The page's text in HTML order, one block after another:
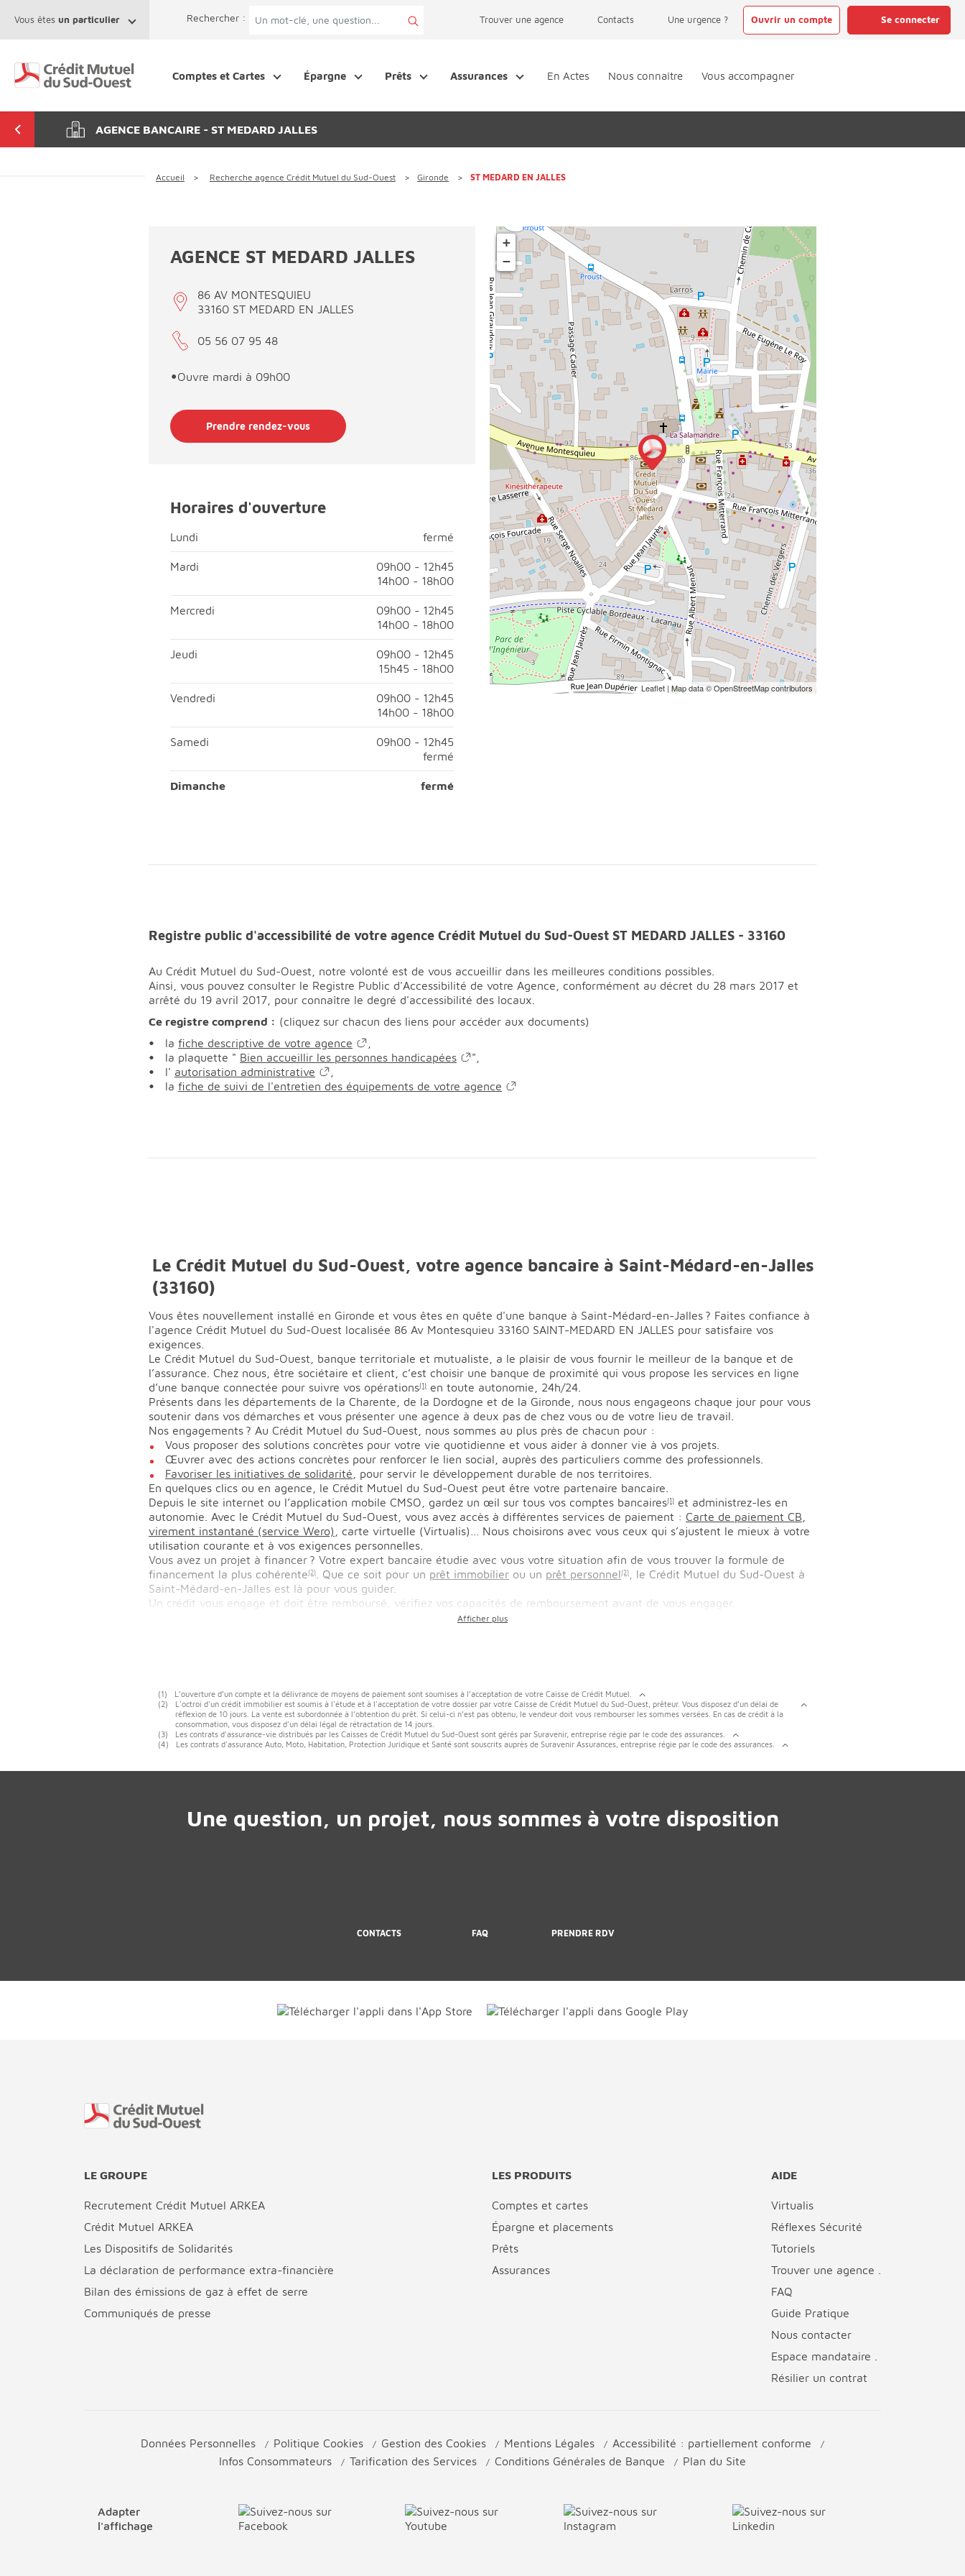
Vous êtes un particulier Rechercher : Trouver une agence Contacts Une urgence ? Ouvrir un compte Se connecter
Comptes et Cartes Épargne Prêts Assurances En Actes Nous connaître Vous accompagner
AGENCE BANCAIRE - ST MEDARD JALLES
Accueil Recherche agence Crédit Mutuel du Sud-Ouest Gironde ST MEDARD EN JALLES
AGENCE ST MEDARD JALLES
86 AV MONTESQUIEU
33160 ST MEDARD EN JALLES
05 56 07 95 48
•Ouvre mardi à 09h00
Prendre rendez-vous
Horaires d'ouverture
Lundi fermé
fermé
Mardi
09h00 - 12h45
14h00 - 18h00
Mardi; Matin, ouvert de 09h00 à 12h45;Après-midi, ouvert de 14h00 à 18h00;
Mercredi
09h00 - 12h45
14h00 - 18h00
Mercredi; Matin, ouvert de 09h00 à 12h45;Après-midi, ouvert de 14h00 à 18h00;
Jeudi
09h00 - 12h45
15h45 - 18h00
Jeudi; Matin, ouvert de 09h00 à 12h45;Après-midi, ouvert de 15h45 à 18h00;
Vendredi
09h00 - 12h45
14h00 - 18h00
Samedi
09h00 - 12h45
fermé
Dimanche fermé
fermé
+
−
Leaflet | Map data ©OpenStreetMapcontributors
Registre public d'accessibilité de votre agence Crédit Mutuel du Sud-Ouest ST MEDARD JALLES - 33160
Au Crédit Mutuel du Sud-Ouest, notre volonté est de vous accueillir dans les meilleures conditions possibles.
Ainsi, vous pouvez consulter le Registre Public d'Accessibilité de votre Agence, conformément au décret du 28 mars 2017 et
arrêté du 19 avril 2017, pour connaître le degré d'accessibilité des locaux.
Ce registre comprend : (cliquez sur chacun des liens pour accéder aux documents)
la fiche descriptive de votre agence
la plaquette " Bien accueillir les personnes handicapées
",
l' autorisation administrative
la fiche de suivi de l'entretien des équipements de votre agence
Le Crédit Mutuel du Sud-Ouest, votre agence bancaire à Saint-Médard-en-Jalles
(33160)
Vous êtes nouvellement installé en Gironde et vous êtes en quête d'une banque à Saint-Médard-en-Jalles ? Faites confiance à
l'agence Crédit Mutuel du Sud-Ouest localisée 86 Av Montesquieu 33160 SAINT-MEDARD EN JALLES pour satisfaire vos
exigences.
Le Crédit Mutuel du Sud-Ouest, banque territoriale et mutualiste, a le plaisir de vous fournir le meilleur de la banque et de
l’assurance. Chez nous, être sociétaire et client, c’est choisir une banque de proximité qui vous propose les services en ligne
d’une banque connectée pour suivre vos opérations(1) en toute autonomie, 24h/24.
Présents dans les départements de la Charente, de la Dordogne et de la Gironde, nous nous engageons chaque jour pour vous
soutenir dans vos démarches et vous présenter une agence à deux pas de chez vous ou de votre lieu de travail.
Nos engagements ? Au Crédit Mutuel du Sud-Ouest, nous sommes au plus près de chacun pour :
Vous proposer des solutions concrètes pour votre vie quotidienne et vous aider à donner vie à vos projets.
Œuvrer avec des actions concrètes pour renforcer le lien social, auprès des particuliers comme des professionnels.
Favoriser les initiatives de solidarité , pour servir le développement durable de nos territoires.
En quelques clics ou en agence, le Crédit Mutuel du Sud-Ouest peut être votre partenaire bancaire.
Depuis le site internet ou l’application mobile CMSO, gardez un œil sur tous vos comptes bancaires(1) et administrez-les en
autonomie. Avec le Crédit Mutuel du Sud-Ouest, vous avez accès à différentes services de paiement : Carte de paiement CB
virement instantané (service Wero)
, carte virtuelle (Virtualis)… Nous choisirons avec vous ceux qui s’ajustent le mieux à votre
utilisation courante et à vos exigences personnelles.
Vous avez un projet à financer ? Votre expert bancaire étudie avec vous votre situation afin de vous trouver la formule de
financement la plus cohérente(2) . Que ce soit pour un prêt immobilier ou un prêt personnel(2)
, le Crédit Mutuel du Sud-Ouest à
Saint-Médard-en-Jalles est là pour vous guider.
Un crédit vous engage et doit être remboursé, vérifiez vos capacités de remboursement avant de vous engager.
(1)
L’ouverture d’un compte et la délivrance de moyens de paiement sont soumises à l’acceptation de votre Caisse de Crédit Mutuel.
(2)
L'octroi d'un crédit immobilier est soumis à l'étude et à l'acceptation de votre dossier par votre Caisse de Crédit Mutuel du Sud-Ouest, prêteur. Vous disposez d’un délai de
réflexion de 10 jours. La vente est subordonnée à l’obtention du prêt. Si celui-ci n’est pas obtenu, le vendeur doit vous rembourser les sommes versées. En cas de crédit à la
consommation, vous disposez d'un délai légal de rétractation de 14 jours.
(3)
Les contrats d'assurance-vie distribués par les Caisses de Crédit Mutuel du Sud-Ouest sont gérés par Suravenir, entreprise régie par le code des assurances.
(4)
Les contrats d'assurance Auto, Moto, Habitation, Protection Juridique et Santé sont souscrits auprès de Suravenir Assurances, entreprise régie par le code des assurances.
Une question, un projet, nous sommes à votre disposition
CONTACTS FAQ PRENDRE RDV
LE GROUPE
Recrutement Crédit Mutuel ARKEA
Crédit Mutuel ARKEA
Les Dispositifs de Solidarités
La déclaration de performance extra-financière
Bilan des émissions de gaz à effet de serre
Communiqués de presse
LES PRODUITS
Comptes et cartes
Épargne et placements
Prêts
Assurances
AIDE
Virtualis
Réflexes Sécurité
Tutoriels
Trouver une agence .
FAQ
Guide Pratique
Nous contacter
Espace mandataire .
Résilier un contrat
Données Personnelles Politique Cookies Gestion des Cookies Mentions Légales
Accessibilité : partiellement conforme
Infos Consommateurs
Tarification des Services Conditions Générales de Banque Plan du Site
Adapter
l'affichage
Fin de page